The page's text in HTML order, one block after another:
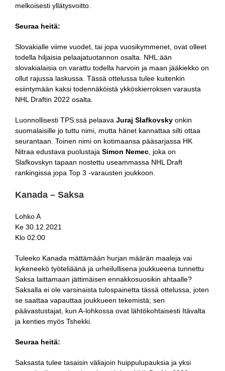
melkoisesti yllätysvoitto.
Seuraa heitä:
Slovakialle viime vuodet, tai jopa vuosikymmenet, ovat olleet
todella hiljaisia pelaajatuotannon osalta. NHL:ään
slovakialaisia on varattu todella harvoin ja maan jääkiekko on
ollut rajussa laskussa. Tässä ottelussa tulee kuitenkin
esiintymään kaksi todennäköistä ykköskierroksen varausta
NHL Draftin 2022 osalta.
Luonnollisesti TPS:ssä pelaava Juraj Slafkovsky onkin
suomalaisille jo tuttu nimi, mutta hänet kannattaa silti ottaa
seurantaan. Toinen nimi on kotimaansa pääsarjassa HK
Nitraa edustava puolustaja Simon Nemec , joka on
Slafkovskyn tapaan nostettu useammassa NHL Draft
rankingissa jopa Top 3 -varausten joukkoon.
Kanada – Saksa
Lohko A
Ke 30.12.2021
Klo 02:00
Tuleeko Kanada mättämään hurjan määrän maaleja vai
kykeneekö työteliäänä ja urheilullisena joukkueena tunnettu
Saksa laittamaan jättimäisen ennakkosuosikin ahtaalle?
Saksalla ei ole varsinaista tulospainetta tässä ottelussa, joten
se saattaa vapauttaa joukkueen tekemistä; sen
päävastustajat, kun A-lohkossa ovat lähtökohtaisesti Itävalta
ja kenties myös Tshekki.
Seuraa heitä:
Saksasta tulee tasaisin väliajoin huippulupauksia ja yksi